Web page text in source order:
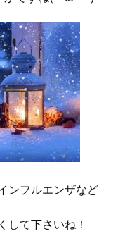
ンフルエンザなど
して下さいね！